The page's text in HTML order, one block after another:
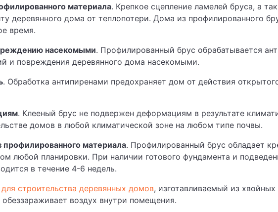
материала. Крепкое сцепление ламелей бруса, а
деревянного дома от теплопотери. Дома из профилированного
время.
насекомыми. Профилированный брус обрабатывается
и повреждения деревянного дома насекомыми.
. Обработка антипиренами предохраняет дом от действия
. Клееный брус не подвержен деформациям в результате
домов в любой климатической зоне на любом типе почвы.
материала. Профилированный брус обладает
любой планировки. При наличии готового фундамента и
в течение 4-6 недель.
строительства деревянных домов, изготавливаемый из
воздух внутри помещения.